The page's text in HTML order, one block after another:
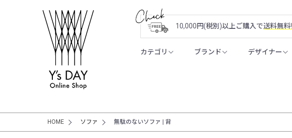
10,000円(税別)以上ご購入で送料無料!
カテゴリ ブランド デザイナー
HOME ソファ 無駄のないソファ | 背